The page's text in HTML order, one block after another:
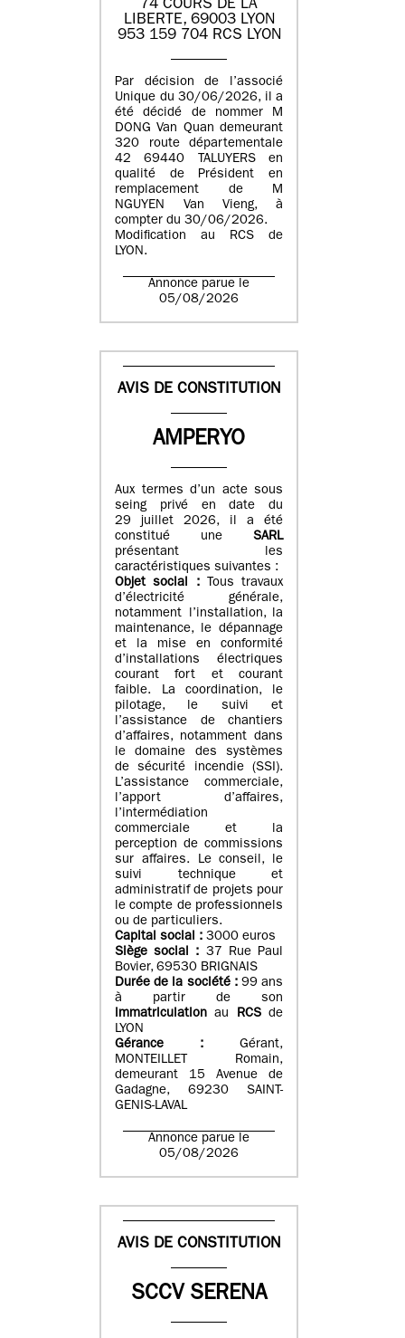
74 COURS DE LA
LIBERTE, 69003 LYON
953 159 704 RCS LYON
Par décision de l’associé
Unique du 30/06/2026, il a
été décidé de nommer M
DONG Van Quan demeurant
320 route départementale
42 69440 TALUYERS en
qualité de Président en
remplacement de M
NGUYEN Van Vieng, à
compter du 30/06/2026.
Modification au RCS de
LYON.
Annonce parue le
05/08/2026
AVIS DE CONSTITUTION
AMPERYO
Aux termes d’un acte sous
seing privé en date du
29 juillet 2026, il a été
constitué une SARL
présentant les
caractéristiques suivantes :
Objet social :
Tous travaux
d’électricité générale,
notamment l’installation, la
maintenance, le dépannage
et la mise en conformité
d’installations électriques
courant fort et courant
faible. La coordination, le
pilotage, le suivi et
l’assistance de chantiers
d’affaires, notamment dans
le domaine des systèmes
de sécurité incendie (SSI).
L’assistance commerciale,
l’apport d’affaires,
l’intermédiation
commerciale et la
perception de commissions
sur affaires. Le conseil, le
suivi technique et
administratif de projets pour
le compte de professionnels
ou de particuliers.
Capital social : 3000 euros
Siège social : 37 Rue Paul
Bovier, 69530 BRIGNAIS
Durée de la société : 99 ans
à partir de son
immatriculation au RCSde
LYON
Gérance :
Gérant,
MONTEILLET Romain,
demeurant 15 Avenue de
Gadagne, 69230 SAINT-
GENIS-LAVAL
Annonce parue le
05/08/2026
AVIS DE CONSTITUTION
SCCV SERENA